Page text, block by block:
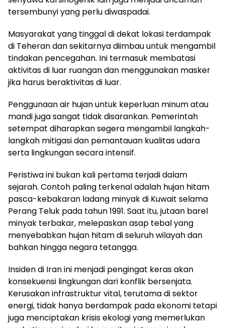
tersembunyi yang perlu diwaspadai.
Masyarakat yang tinggal di dekat lokasi terdampak
di Teheran dan sekitarnya diimbau untuk mengambil
tindakan pencegahan. Ini termasuk membatasi
aktivitas di luar ruangan dan menggunakan masker
jika harus beraktivitas di luar.
Penggunaan air hujan untuk keperluan minum atau
mandi juga sangat tidak disarankan. Pemerintah
setempat diharapkan segera mengambil langkah-
langkah mitigasi dan pemantauan kualitas udara
serta lingkungan secara intensif.
Peristiwa ini bukan kali pertama terjadi dalam
sejarah. Contoh paling terkenal adalah hujan hitam
pasca-kebakaran ladang minyak di Kuwait selama
Perang Teluk pada tahun 1991. Saat itu, jutaan barel
minyak terbakar, melepaskan asap tebal yang
menyebabkan hujan hitam di seluruh wilayah dan
bahkan hingga negara tetangga.
Insiden di Iran ini menjadi pengingat keras akan
konsekuensi lingkungan dari konflik bersenjata.
Kerusakan infrastruktur vital, terutama di sektor
energi, tidak hanya berdampak pada ekonomi tetapi
juga menciptakan krisis ekologi yang memerlukan